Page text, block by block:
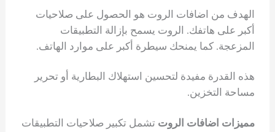
الهدف من اضافات الروت هو الحصول على صلاحيات
أكبر على هاتفك. الروت يسمح بإزالة التطبيقات
المزعجة. كما يمنحك سيطرة أكبر على موارد الهاتف.
هذه القدرة مفيدة لتحسين استهلاك البطارية أو تحرير
مساحة التخزين.
مميزات اضافات الروت تشمل تكبير صلاحيات التطبيقات